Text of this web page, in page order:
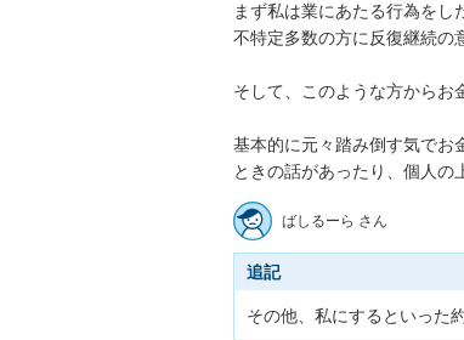
まず私は業にあたる行為をし
不特定多数の方に反復継続の
そして、このような方からお
基本的に元々踏み倒す気でお
ときの話があったり、個人の
ばしるーら さん
追記
その他、私にするといった